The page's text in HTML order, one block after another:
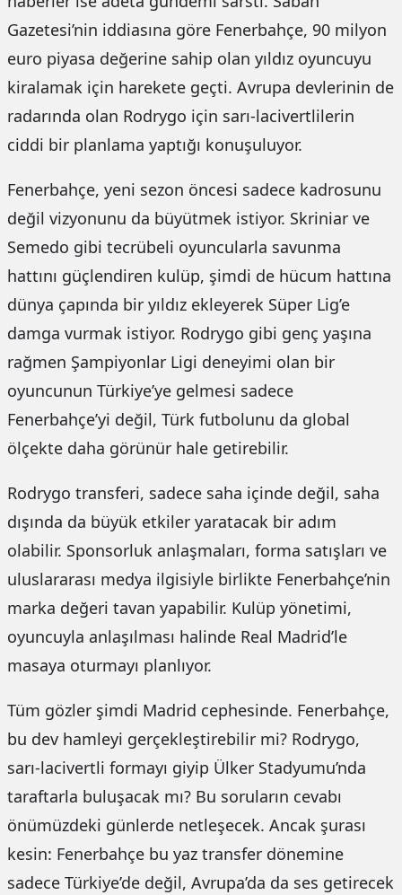
Gazetesi’nin iddiasına göre Fenerbahçe, 90 milyon
euro piyasa değerine sahip olan yıldız oyuncuyu
kiralamak için harekete geçti. Avrupa devlerinin de
radarında olan Rodrygo için sarı-lacivertlilerin
ciddi bir planlama yaptığı konuşuluyor.
Fenerbahçe, yeni sezon öncesi sadece kadrosunu
değil vizyonunu da büyütmek istiyor. Skriniar ve
Semedo gibi tecrübeli oyuncularla savunma
hattını güçlendiren kulüp, şimdi de hücum hattına
dünya çapında bir yıldız ekleyerek Süper Lig’e
damga vurmak istiyor. Rodrygo gibi genç yaşına
rağmen Şampiyonlar Ligi deneyimi olan bir
oyuncunun Türkiye’ye gelmesi sadece
Fenerbahçe’yi değil, Türk futbolunu da global
ölçekte daha görünür hale getirebilir.
Rodrygo transferi, sadece saha içinde değil, saha
dışında da büyük etkiler yaratacak bir adım
olabilir. Sponsorluk anlaşmaları, forma satışları ve
uluslararası medya ilgisiyle birlikte Fenerbahçe’nin
marka değeri tavan yapabilir. Kulüp yönetimi,
oyuncuyla anlaşılması halinde Real Madrid’le
masaya oturmayı planlıyor.
Tüm gözler şimdi Madrid cephesinde. Fenerbahçe,
bu dev hamleyi gerçekleştirebilir mi? Rodrygo,
sarı-lacivertli formayı giyip Ülker Stadyumu’nda
taraftarla buluşacak mı? Bu soruların cevabı
önümüzdeki günlerde netleşecek. Ancak şurası
kesin: Fenerbahçe bu yaz transfer dönemine
sadece Türkiye’de değil, Avrupa’da da ses getirecek